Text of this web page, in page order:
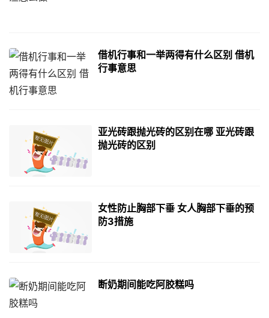
借机行事和一举两得有什么区别 借机
行事意思
亚光砖跟抛光砖的区别在哪 亚光砖跟
抛光砖的区别
女性防止胸部下垂 女人胸部下垂的预
防3措施
断奶期间能吃阿胶糕吗